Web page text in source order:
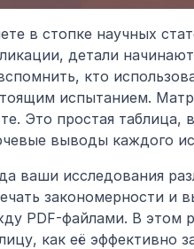
в стопке научных
детали
кто
испытанием.
Это простая таблица,
выводы каждого
ваши исследования
закономерности и
PDF-файлами. В этом
как её эффективно